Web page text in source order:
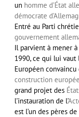
un homme d’État
démocrate
Entré au Parti
gouvernement
Il parvient à mener
1990, ce qui lui vaut
Européen
construction
grand projet des
l’instauration de l’
est l’un des pères de